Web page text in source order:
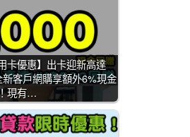
卡優惠】出卡迎新高達
客戶網購享額外6%現金
現有…